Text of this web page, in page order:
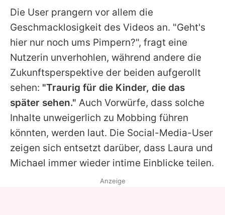
Die User prangern vor allem die
Geschmacklosigkeit des Videos an. "Geht's
hier nur noch ums Pimpern?", fragt eine
Nutzerin unverhohlen, während andere die
Zukunftsperspektive der beiden aufgerollt
sehen: "Traurig für die Kinder, die das
später sehen." Auch Vorwürfe, dass solche
Inhalte unweigerlich zu Mobbing führen
könnten, werden laut. Die Social-Media-User
zeigen sich entsetzt darüber, dass Laura und
Michael immer wieder intime Einblicke teilen.
Anzeige